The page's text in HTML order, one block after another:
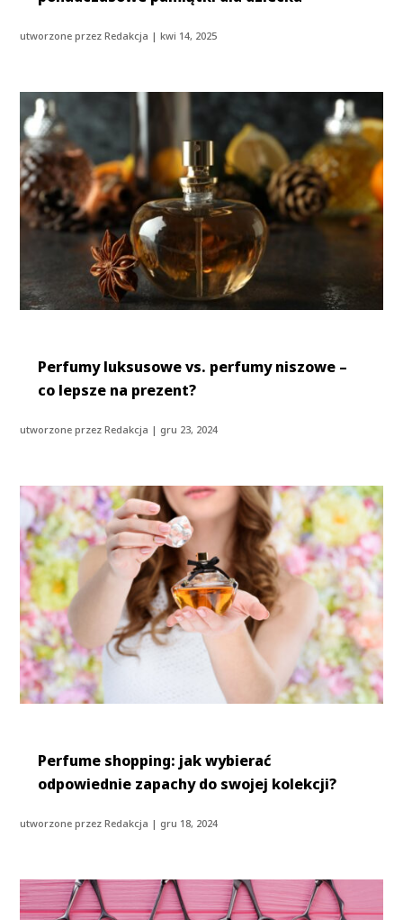
utworzone przezRedakcja |kwi 14, 2025
Perfumy luksusowe vs. perfumy niszowe –
co lepsze na prezent?
utworzone przezRedakcja | gru 23, 2024
Perfume shopping: jak wybierać
odpowiednie zapachy do swojej kolekcji?
utworzone przezRedakcja | gru 18, 2024